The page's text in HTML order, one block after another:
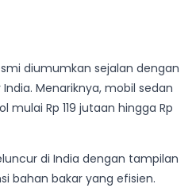
diumumkan sejalan dengan
Menariknya, mobil sedan
Rp 119 jutaan hingga Rp
di India dengan tampilan
bahan bakar yang efisien.